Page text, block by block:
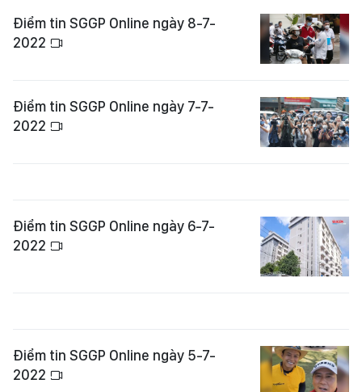
Điểm tin SGGP Online ngày 8-7-
2022
Điểm tin SGGP Online ngày 7-7-
2022
Điểm tin SGGP Online ngày 6-7-
2022
Điểm tin SGGP Online ngày 5-7-
2022